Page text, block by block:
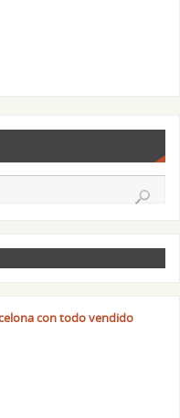
con todo vendido